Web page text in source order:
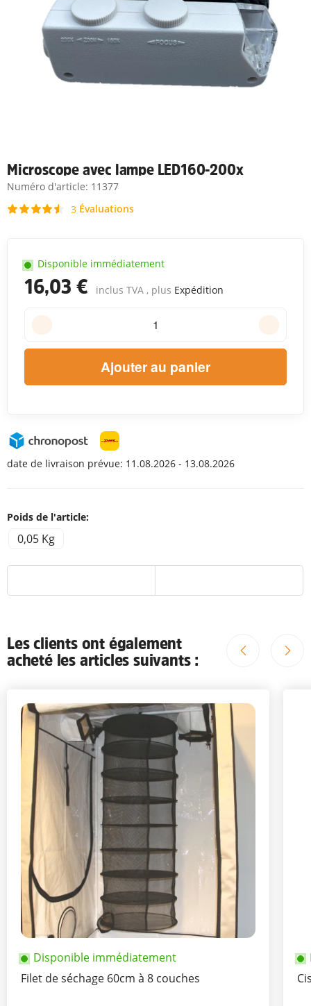
Microscope avec lampe LED160-200x
Numéro d'article: 11377
3Évaluations
16,03 € inclus TVA , plus Expédition
Disponible immédiatement
Ajouter au panier
date de livraison prévue: 11.08.2026 - 13.08.2026
Poids de l'article:
0,05 Kg
Les clients ont également
acheté les articles suivants :
Disponible immédiatement
Filet de séchage 60cm à 8 couches